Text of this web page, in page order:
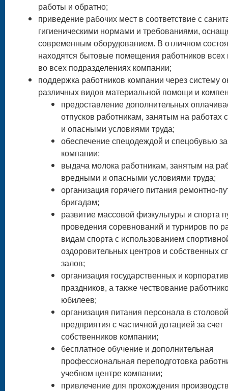
работы и обратно;
приведение рабочих мест в соответствие с
гигиеническими нормами и требованиями,
современным оборудованием. В отличном
находятся бытовые помещения работников всех
во всех подразделениях компании;
поддержка работников компании через систему
различных видов материальной помощи и
предоставление дополнительных
отпусков работникам, занятым на работах
и опасными условиями труда;
обеспечение спецодеждой и спецобувью за
компании;
выдача молока работникам, занятым на
вредными и опасными условиями труда;
организация горячего питания ремонтно-
бригадам;
развитие массовой физкультуры и спорта
проведения соревнований и турниров по
видам спорта с использованием
оздоровительных центров и собственных
залов;
организация государственных и
праздников, а также чествование
юбилеев;
организация питания персонала в столовой
предприятия с частичной дотацией за счет
собственников компании;
бесплатное обучение и дополнительная
профессиональная переподготовка
учебном центре компании;
привлечение для прохождения